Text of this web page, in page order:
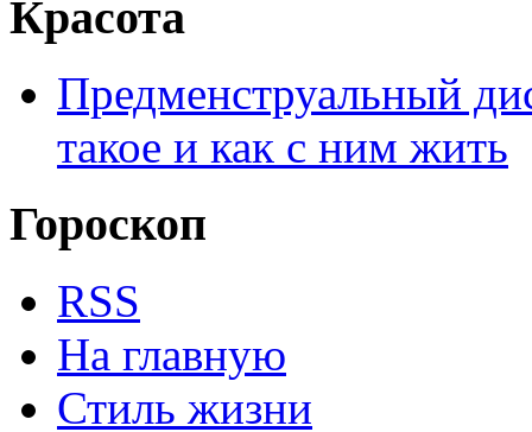
Красота
Предменструальный
такое и как с ним жить
Гороскоп
RSS
На главную
Стиль жизни